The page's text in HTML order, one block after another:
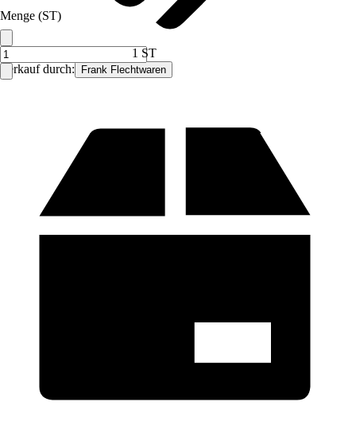
Verkauf durch: Frank Flechtwaren
Menge (ST)
1 ST